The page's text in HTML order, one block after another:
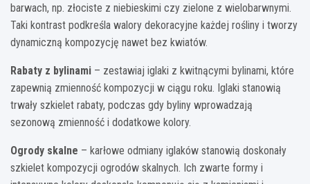
barwach, np. złociste z niebieskimi czy zielone z wielobarwnymi.
Taki kontrast podkreśla walory dekoracyjne każdej rośliny i tworzy
dynamiczną kompozycję nawet bez kwiatów.
Rabaty z bylinami – zestawiaj iglaki z kwitnącymi bylinami, które
zapewnią zmienność kompozycji w ciągu roku. Iglaki stanowią
trwały szkielet rabaty, podczas gdy byliny wprowadzają
sezonową zmienność i dodatkowe kolory.
Ogrody skalne – karłowe odmiany iglaków stanowią doskonały
szkielet kompozycji ogrodów skalnych. Ich zwarte formy i